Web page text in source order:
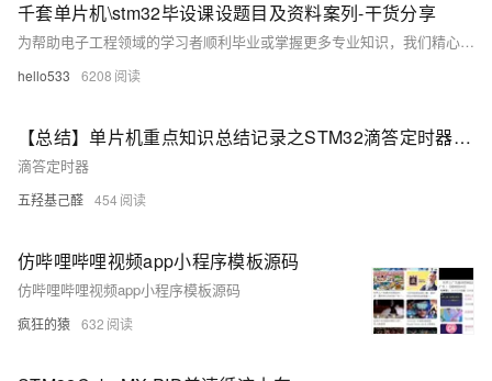
千套单片机\stm32毕设课设题目及资料案列-干货分享
为帮助电子工程领域的学习者顺利毕业或掌握更多专业知识，我们精心整理了一系列单片机和STM32相关的题目及资料案例。这些资源覆盖了从毕业设计到课程设计的各个方面，包括但不限于智能小车、温度控制系统、无线通信、智能家居等多个领域。每项设计都配有详细的原理图、仿真图以及完整的文档资料，旨在帮助学生深入理解理论知识的同时，提高实际动手操作能力。无论是初学者还是有一定基础的学生，都能从中找到适合自己的项目进行实践探索。
hello533 6208
【总结】单片机重点知识总结记录之STM32滴答定时器(二)
滴答定时器
五羟基己醛 454
仿哔哩哔哩视频app小程序模板源码
仿哔哩哔哩视频app小程序模板源码
疯狂的猿 632